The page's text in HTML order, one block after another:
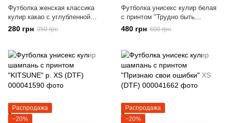
Футболка женская классика
кулир какао с углубленной
горловиной с принтом
Chamomile шелкография р. S
280 грн 350 грн
Футболка унисекс кулир белая
с принтом "Трудно быть
скромной..." (DTF) р. XS
480 грн 600 грн
Распродажа
−20%
Распродажа
−20%